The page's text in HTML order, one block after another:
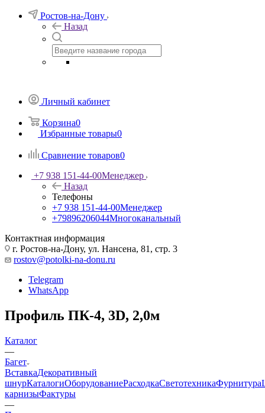
Ростов-на-Дону
Назад
Личный кабинет
Корзина0
Избранные товары0
Сравнение товаров0
+7 938 151-44-00Менеджер
Назад
Телефоны
+7 938 151-44-00Менеджер
+79896206044Многоканальный
Контактная информация
г. Ростов-на-Дону, ул. Нансена, 81, стр. 3
rostov@potolki-na-donu.ru
Telegram
WhatsApp
Профиль ПК-4, 3D, 2,0м
Каталог
—
Багет
ВставкаДекоративный
шнурКаталогиОборудованиеРасходкаСветотехникаФурнитура
карнизыФактуры
—